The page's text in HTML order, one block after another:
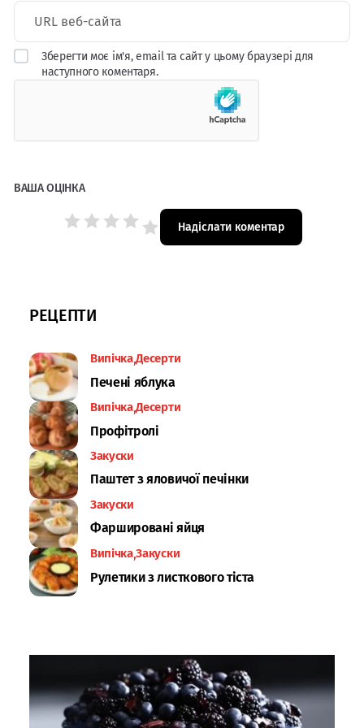
Зберегти моє ім'я, email та сайт у цьому браузері для
наступного коментаря.
ВАША ОЦІНКА
РЕЦЕПТИ
Випічка Десерти
Печені яблука
Випічка Десерти
Профітролі
Закуски
Паштет з яловичої печінки
Закуски
Фаршировані яйця
Випічка Закуски
Рулетики з листкового тіста